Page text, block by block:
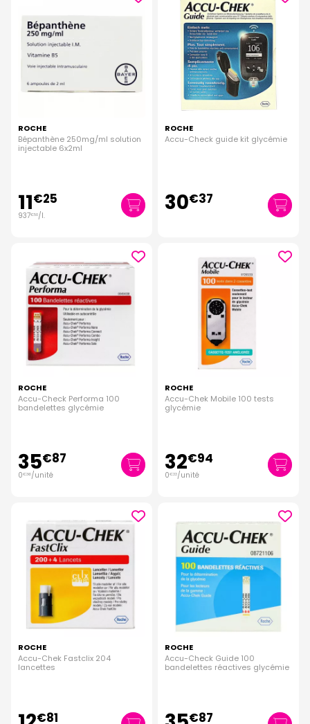
ROCHE
Bépanthène 250mg/ml solution
injectable 6x2ml
11€25
937€50/l.
ROCHE
Accu-Check guide kit glycémie
30€37
ROCHE
Accu-Check Performa 100
bandelettes glycémie
35€87
0€36/unité
ROCHE
Accu-Chek Mobile 100 tests
glycémie
32€94
0€33/unité
ROCHE
Accu-Chek Fastclix 204
lancettes
€81
ROCHE
Accu-Check Guide 100
bandelettes réactives glycémie
€87